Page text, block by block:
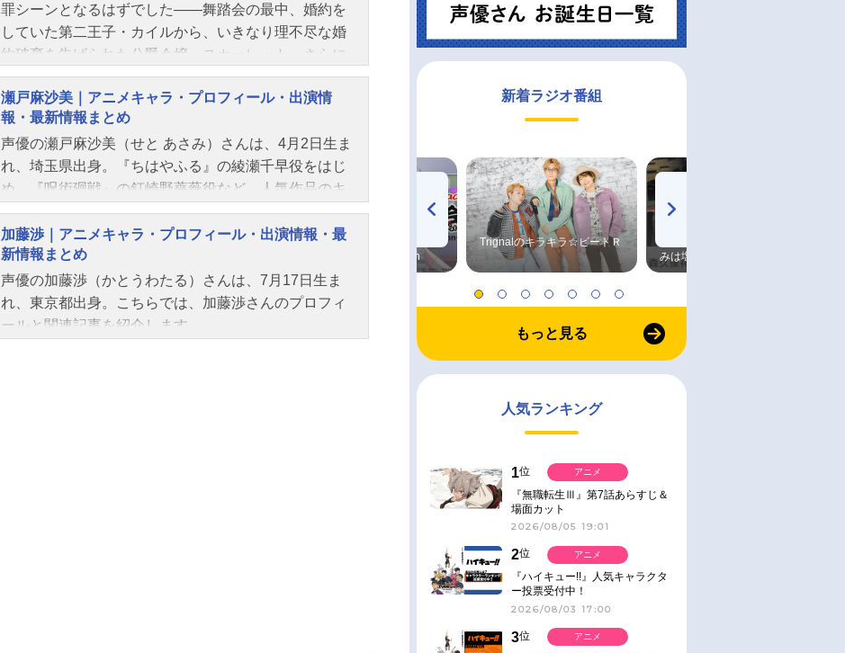
罪シーンとなるはずでした――舞踏会の最中、婚約を
していた第二王子・カイルから、いきなり理不尽な婚
約破棄を告げられた公爵令嬢・スカーレット。さらに
は“新しい婚約者”がいると告げられ、ありもしない罪ま
で着せられてしまう。幼少期から続いていたカイルの
数々の嫌がらせにも“婚約者”ということで耐え続けてき
たが、ついに我慢の限界を迎えてしまい…「私の最後
のお願いです。このクソアマをブッ飛ばしてもよろし
いですか？」見目麗しき公爵令嬢スカーレットが“拳”を
握り、舞い踊る！！シリーズ累計187万部突破の人気作
がTVアニメ化！武闘派令嬢のスカッと痛快ファンタジ
ー、ここに開幕！作品名最後にひとつだけお願いして
もよろしいでしょうか放送形態TVアニメスケジュール
2025年10月3日（金）～2025年12月26日（金）TOKY
OMX・BS11ほか話数全13話キャストスカーレット・
瀬戸麻沙美｜アニメキャラ・プロフィール・出演情
報・最新情報まとめ
声優の瀬戸麻沙美（せと あさみ）さんは、4月2日生ま
れ、埼玉県出身。『ちはやふる』の綾瀬千早役をはじ
め、『呪術廻戦』の釘崎野薔薇役など、人気作品のキ
ャラクターを多く演じています。こちらでは、瀬戸麻
沙美さんのオススメ記事をご紹介！
加藤渉｜アニメキャラ・プロフィール・出演情報・最
新情報まとめ
声優の加藤渉（かとうわたる）さんは、7月17日生ま
れ、東京都出身。こちらでは、加藤渉さんのプロフィ
ールと関連記事を紹介します。
新着ラジオ番組
高橋美紀のおんぷの気持ち
TVアニメ『戦隊大失格』
radio 大直会 2nd season
Trignalのキラキラ☆ビートＲ
みは塩だけ
もっと見る
人気ランキング
1位
『無職転生Ⅲ』第7話あらすじ＆
場面カット
2026/08/05 19:01
アニメ
2位
『ハイキュー!!』人気キャラクタ
ー投票受付中！
2026/08/03 17:00
アニメ
3位
アニメ